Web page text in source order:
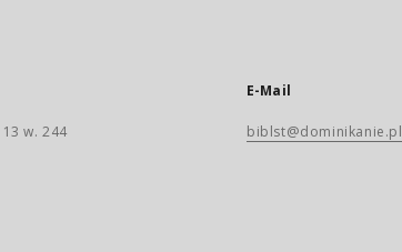
w. 244
E-Mail
biblst@dominikanie.pl